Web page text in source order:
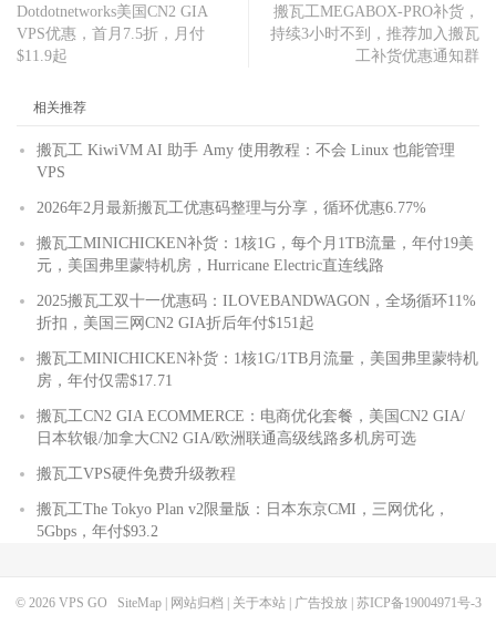
Dotdotnetworks美国CN2 GIA
VPS优惠，首月7.5折，月付
$11.9起
搬瓦工MEGABOX-PRO补货，
持续3小时不到，推荐加入搬瓦
工补货优惠通知群
相关推荐
搬瓦工 KiwiVM AI 助手 Amy 使用教程：不会 Linux 也能管理
VPS
2026年2月最新搬瓦工优惠码整理与分享，循环优惠6.77%
搬瓦工MINICHICKEN补货：1核1G，每个月1TB流量，年付19美
元，美国弗里蒙特机房，Hurricane Electric直连线路
2025搬瓦工双十一优惠码：ILOVEBANDWAGON，全场循环11%
折扣，美国三网CN2 GIA折后年付$151起
搬瓦工MINICHICKEN补货：1核1G/1TB月流量，美国弗里蒙特机
房，年付仅需$17.71
搬瓦工CN2 GIA ECOMMERCE：电商优化套餐，美国CN2 GIA/
日本软银/加拿大CN2 GIA/欧洲联通高级线路多机房可选
搬瓦工VPS硬件免费升级教程
搬瓦工The Tokyo Plan v2限量版：日本东京CMI，三网优化，
5Gbps，年付$93.2
© 2026 VPS GO SiteMap| 网站归档 关于本站| 广告投放| 苏ICP备19004971号-3